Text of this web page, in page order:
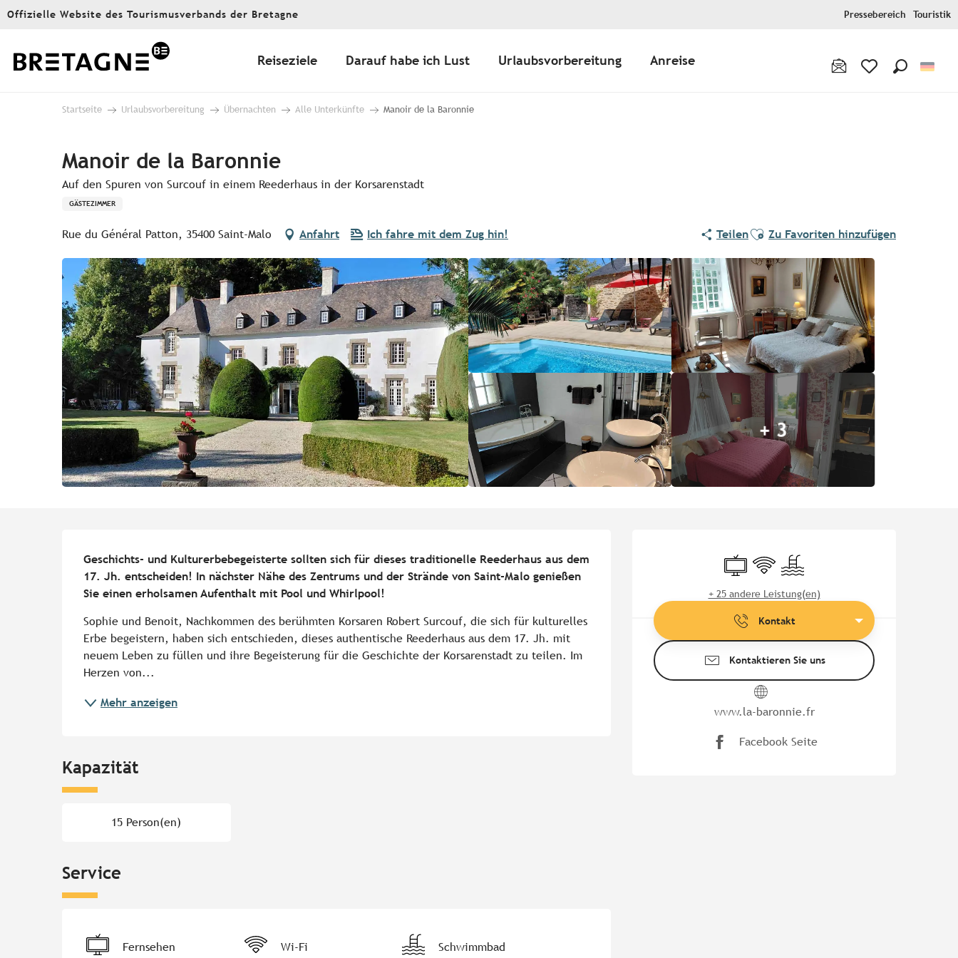
Aller
principal
Offizielle Website des Tourismusverbands der Bretagne Pressebereich Touristik
Reiseziele Darauf habe ich Lust Urlaubsvorbereitung Anreise
Startseite Urlaubsvorbereitung Übernachten Alle Unterkünfte Manoir de la Baronnie
Manoir de la Baronnie
Auf den Spuren von Surcouf in einem Reederhaus in der Korsarenstadt
GÄSTEZIMMER
Rue du Général Patton, 35400 Saint-Malo Anfahrt Ich fahre mit dem Zug hin! TeilenAjouter aux favoris
Zu Favoriten hinzufügen
+ 3
Fernsehen
Wi-Fi Schwimmbad
+ 25 andere Leistung(en)
Kontakt
Kontaktieren Sie uns
www.la-baronnie.fr
Facebook Seite
Geschichts- und Kulturerbebegeisterte sollten sich für dieses traditionelle Reederhaus aus dem
17. Jh. entscheiden! In nächster Nähe des Zentrums und der Strände von Saint-Malo genießen
Sie einen erholsamen Aufenthalt mit Pool und Whirlpool!
Sophie und Benoit, Nachkommen des berühmten Korsaren Robert Surcouf, die sich für kulturelles
Erbe begeistern, haben sich entschieden, dieses authentische Reederhaus aus dem 17. Jh. mit
neuem Leben zu füllen und ihre Begeisterung für die Geschichte der Korsarenstadt zu teilen. Im
Herzen von...
Mehr anzeigen
Kapazität
15 Person(en)
Service
Fernsehen Wi-Fi Schwimmbad